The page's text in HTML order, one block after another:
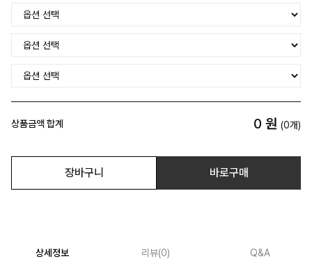
상품금액 합계 0 원 (0개)
장바구니 바로구매
상세정보 리뷰(0) Q&A